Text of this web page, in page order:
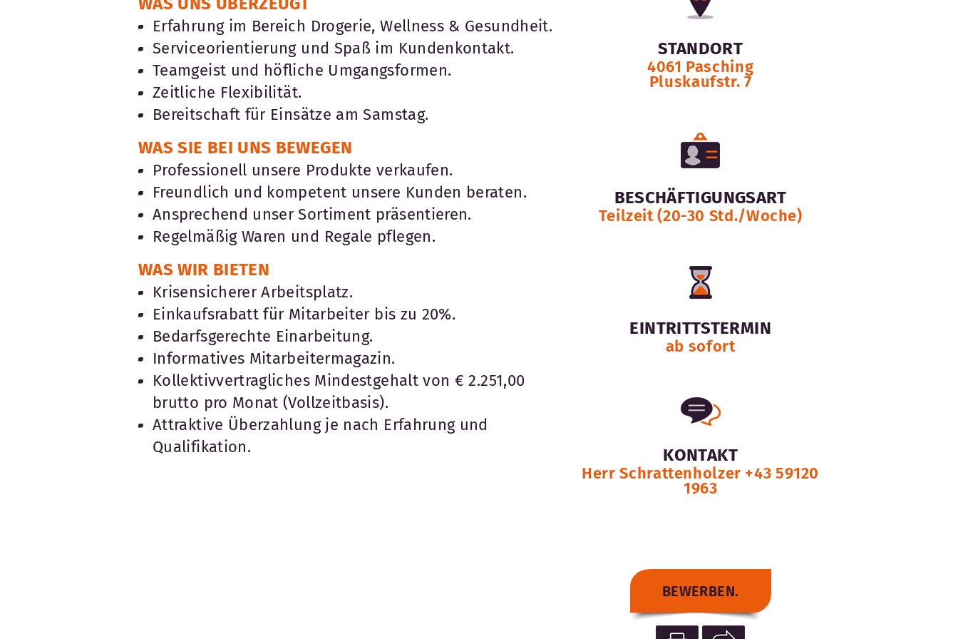
Erfahrung im Bereich Drogerie, Wellness & Gesundheit.
Serviceorientierung und Spaß im Kundenkontakt.
Teamgeist und höfliche Umgangsformen.
Zeitliche Flexibilität.
Bereitschaft für Einsätze am Samstag.
WAS SIE BEI UNS BEWEGEN
Professionell unsere Produkte verkaufen.
Freundlich und kompetent unsere Kunden beraten.
Ansprechend unser Sortiment präsentieren.
Regelmäßig Waren und Regale pflegen.
WAS WIR BIETEN
Krisensicherer Arbeitsplatz.
Einkaufsrabatt für Mitarbeiter bis zu 20%.
Bedarfsgerechte Einarbeitung.
Informatives Mitarbeitermagazin.
Kollektivvertragliches Mindestgehalt von € 2.251,00
brutto pro Monat (Vollzeitbasis).
Attraktive Überzahlung je nach Erfahrung und
Qualifikation.
STANDORT
4061 Pasching
Pluskaufstr. 7
BESCHÄFTIGUNGSART
Teilzeit (20-30 Std./Woche)
EINTRITTSTERMIN
ab sofort
KONTAKT
Herr Schrattenholzer +43 59120
1963
BEWERBEN.